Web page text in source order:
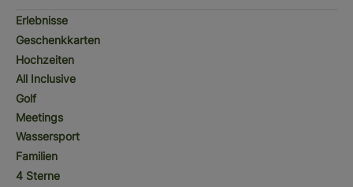
Erlebnisse
Geschenkkarten
Hochzeiten
All Inclusive
Golf
Meetings
Wassersport
Familien
4 Sterne